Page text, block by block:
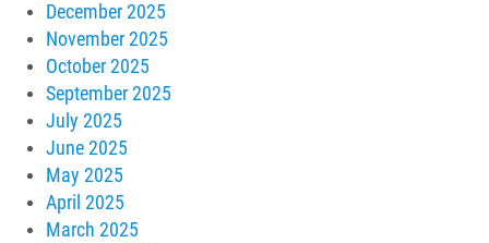
December 2025
November 2025
October 2025
September 2025
July 2025
June 2025
May 2025
April 2025
March 2025